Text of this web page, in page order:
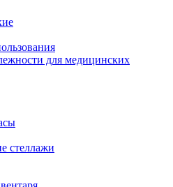
для медицинских
стеллажи